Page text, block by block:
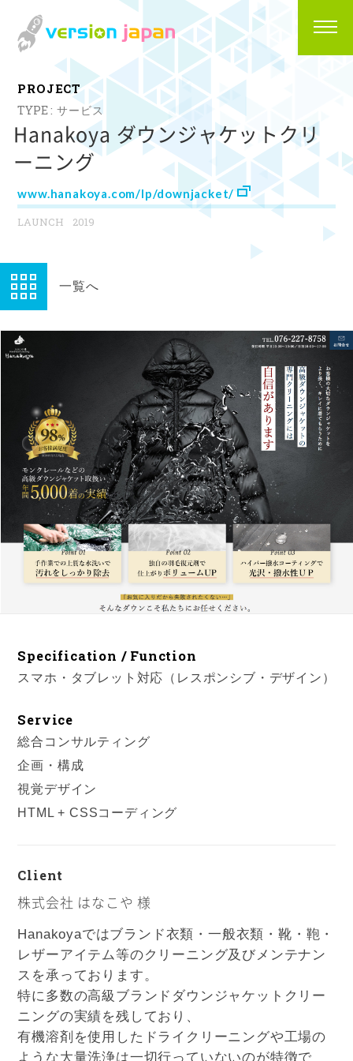
PROJECT
サービス
Hanakoya ダウンジャケットクリ
ーニング
www.hanakoya.com/lp/downjacket/
2019
一覧へ
Specification / Function
スマホ・タブレット対応（レスポンシブ・デザイン）
Service
総合コンサルティング
企画・構成
視覚デザイン
HTML + CSSコーディング
Client
株式会社 はなこや 様
Hanakoyaではブランド衣類・一般衣類・靴・鞄・
レザーアイテム等のクリーニング及びメンテナン
スを承っております。
特に多数の高級ブランドダウンジャケットクリー
ニングの実績を残しており、
有機溶剤を使用したドライクリーニングや工場の
ような大量洗浄は一切行っていないのが特徴で